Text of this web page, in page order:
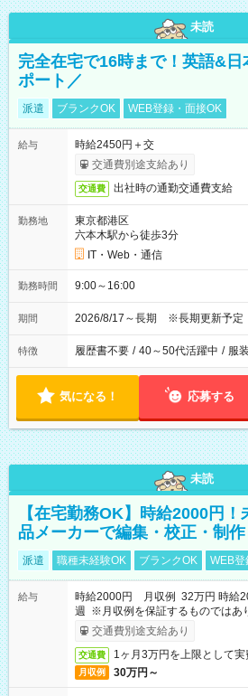
未読
完全在宅で16時まで！英語&
ポート／
派遣 ブランクOK WEB登録・面接OK
給与
時給2450円＋交
交通費別途支給あり
交通費 出社時の通勤交通費支給
勤務地
東京都港区
六本木駅から徒歩3分
IT・Web・通信
勤務時間 9:00～16:00
期間 2026/8/17～長期 ※長期更新予
特徴 履歴書不要 / 40～50代活躍中 / 服
気になる！ 応募する
未読
【在宅勤務OK】時給2000円
品メーカーで編集・校正・制作
派遣 職種未経験OK ブランクOK WEB登
給与
時給2000円 月収例 32万円 時給
週 ※月収例を保証するものではあ
ービス利用可（利用条件有）
交通費別途支給あり
交通費 1ヶ月3万円を上限として実
月収例 30万円～